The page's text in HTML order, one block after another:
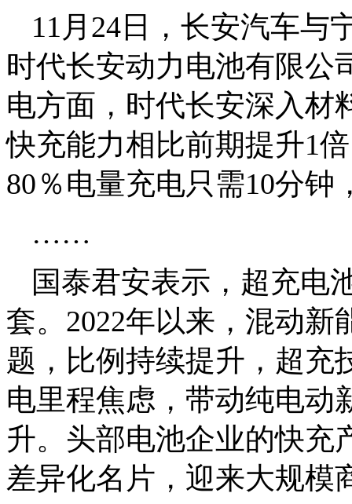
11月24日，长安汽车与
时代长安动力电池有限公
电方面，时代长安深入材
快充能力相比前期提升1
80％电量充电只需10分
……
国泰君安表示，超充电
套。2022年以来，混动
题，比例持续提升，超充
电里程焦虑，带动纯电动
升。头部电池企业的快充
差异化名片，迎来大规模